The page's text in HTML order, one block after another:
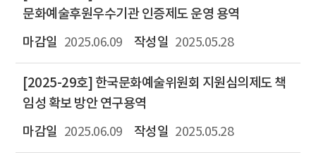
문화예술후원우수기관 인증제도 운영 용역
2025.06.09 2025.05.28
[2025-29호] 한국문화예술위원회 지원심의제도 책
임성 확보 방안 연구용역
2025.06.09 2025.05.28